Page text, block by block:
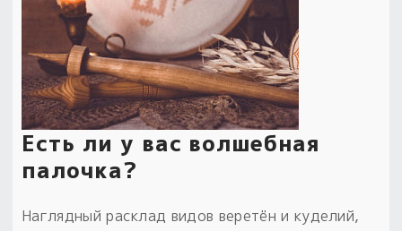
Есть ли у вас волшебная
палочка?
Наглядный расклад видов веретён и куделий,